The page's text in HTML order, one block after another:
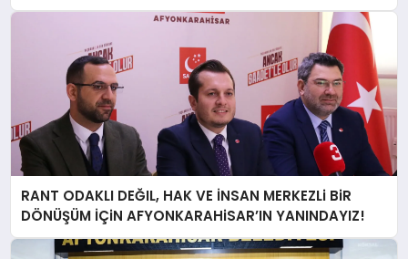
RANT ODAKLI DEĞIL, HAK VE İNSAN MERKEZLi BiR
DÖNÜŞÜM İÇiN AFYONKARAHiSAR’IN YANINDAYIZ!